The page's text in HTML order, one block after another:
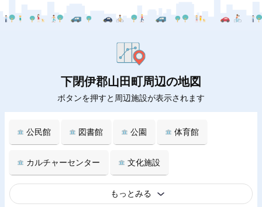
下閉伊郡山田町周辺の地図
ボタンを押すと周辺施設が表示されます
公民館 図書館 公園 体育館
カルチャーセンター 文化施設
もっとみる